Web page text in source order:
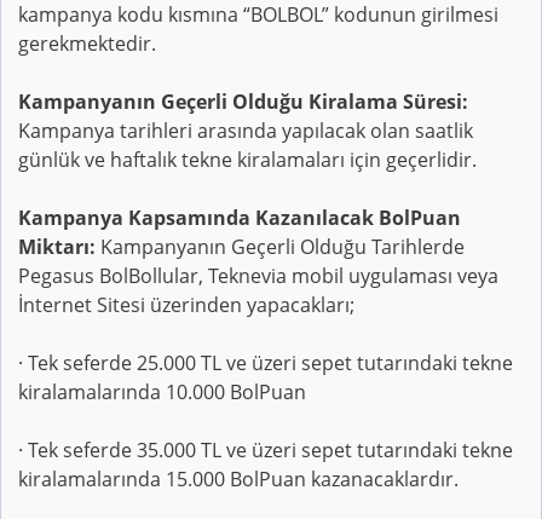
kampanya kodu kısmına “BOLBOL” kodunun girilmesi
gerekmektedir.
Kampanyanın Geçerli Olduğu Kiralama Süresi:
Kampanya tarihleri arasında yapılacak olan saatlik
günlük ve haftalık tekne kiralamaları için geçerlidir.
Kampanya Kapsamında Kazanılacak BolPuan
Miktarı: Kampanyanın Geçerli Olduğu Tarihlerde
Pegasus BolBollular, Teknevia mobil uygulaması veya
İnternet Sitesi üzerinden yapacakları;
· Tek seferde 25.000 TL ve üzeri sepet tutarındaki tekne
kiralamalarında 10.000 BolPuan
· Tek seferde 35.000 TL ve üzeri sepet tutarındaki tekne
kiralamalarında 15.000 BolPuan kazanacaklardır.